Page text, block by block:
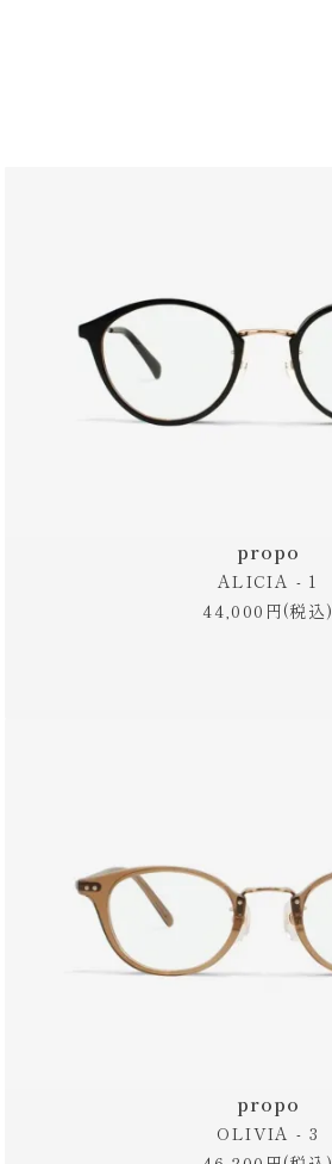
propo
ALICIA - 1
44,000円(税込)
propo
OLIVIA - 3